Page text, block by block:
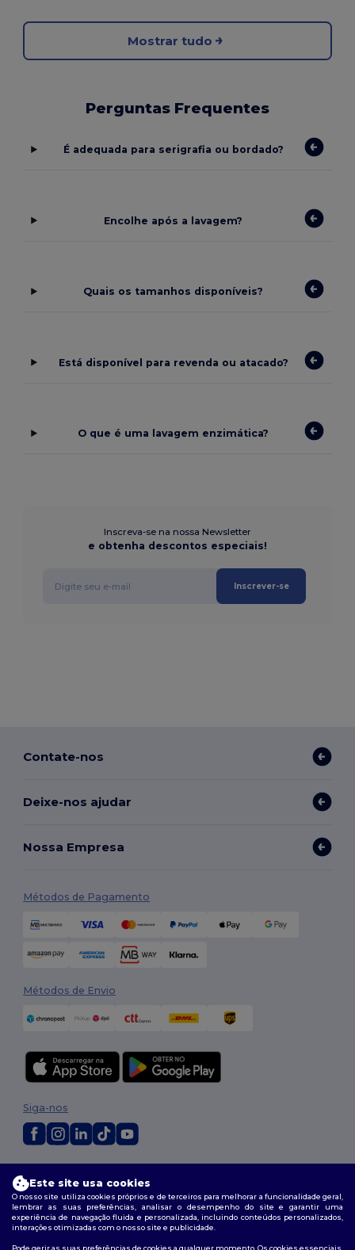
Mostrar tudo
Perguntas Frequentes
É adequada para serigrafia ou bordado?
Encolhe após a lavagem?
Quais os tamanhos disponíveis?
Está disponível para revenda ou atacado?
O que é uma lavagem enzimática?
Inscreva-se na nossa Newsletter
e obtenha descontos especiais!
Inscrever-se
Contate-nos
Deixe-nos ajudar
Nossa Empresa
Métodos de Pagamento
Métodos de Envio
Termos e Condições |Política de personalização
|Política de cookies|Mapa do Site
Siga-nos
Este site usa cookies
O nosso site utiliza cookies próprios e de terceiros para melhorar a funcionalidade geral,
lembrar as suas preferências, analisar o desempenho do site e garantir uma
experiência de navegação fluida e personalizada, incluindo conteúdos personalizados,
interações otimizadas com o nosso site e publicidade.
Pode gerir as suas preferências de cookies a qualquer momento. Os cookies essenciais,